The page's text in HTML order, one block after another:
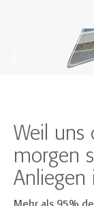
Weil uns
morgen
Anliegen